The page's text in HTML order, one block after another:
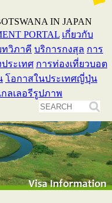
IN JAPAN
PORTAL เกี่ยวกับ
ทวิภาคี บริการกงสุล การ
ระเทศ การท่องเที่ยวบอต
โอกาสในประเทศญี่ปุ่น
ลเลอรีรูปภาพ